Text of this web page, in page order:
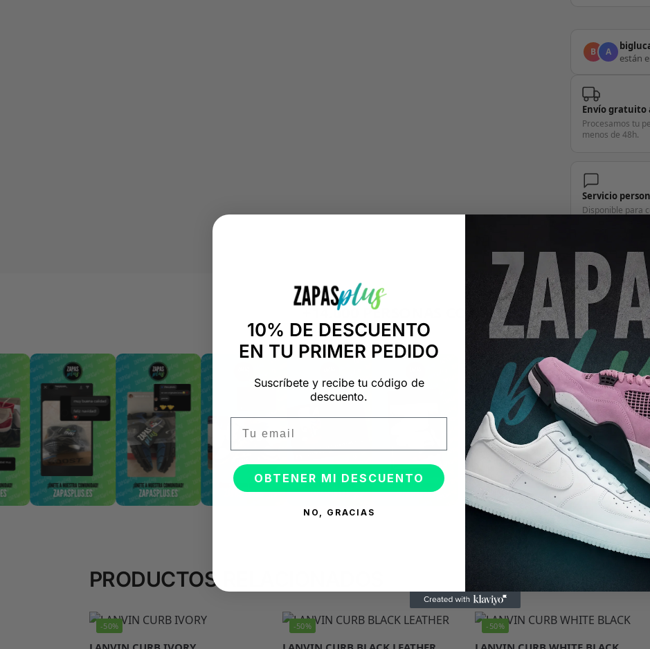
B A
están
Envío gratuito
Procesamos tu
menos de 48h.
Servicio
Disponible para
+14.000 PERSONAS CONFÍAN EN NOSOTROS
"Consulta nuestras reseñas y compruébalo tú mismo"
PRODUCTOS RELACIONADOS
-50% -50% -50%
10% DE DESCUENTO
EN TU PRIMER PEDIDO
Suscríbete y recibe tu código de
descuento.
OBTENER MI DESCUENTO
NO, GRACIAS